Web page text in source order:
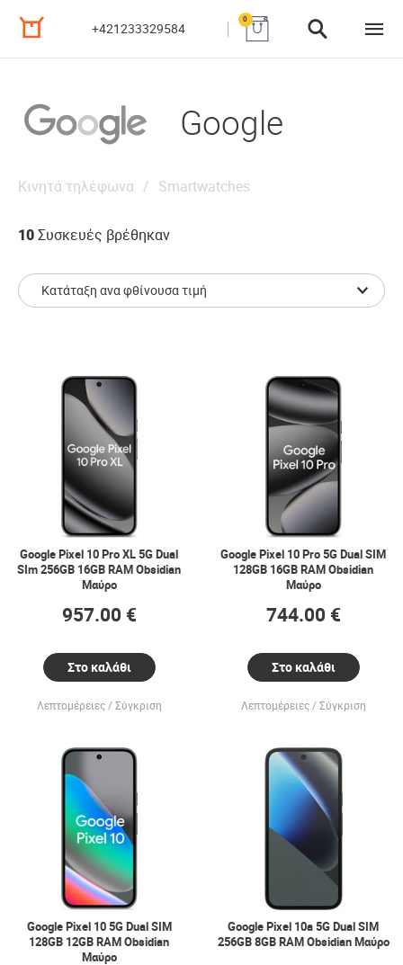
+421233329584
0
Google
Κινητά τηλέφωνα Smartwatches
10 Συσκευές βρέθηκαν
Google Pixel 10 Pro XL 5G Dual
SIm 256GB 16GB RAM Obsidian
Μαύρο
957.00 €
Στο καλάθι
Λεπτομέρειες Σύγκριση
Google Pixel 10 Pro 5G Dual SIM
128GB 16GB RAM Obsidian
Μαύρο
744.00 €
Στο καλάθι
Λεπτομέρειες Σύγκριση
Google Pixel 10 5G Dual SIM
128GB 12GB RAM Obsidian
Μαύρο
Google Pixel 10a 5G Dual SIM
256GB 8GB RAM Obsidian Μαύρο